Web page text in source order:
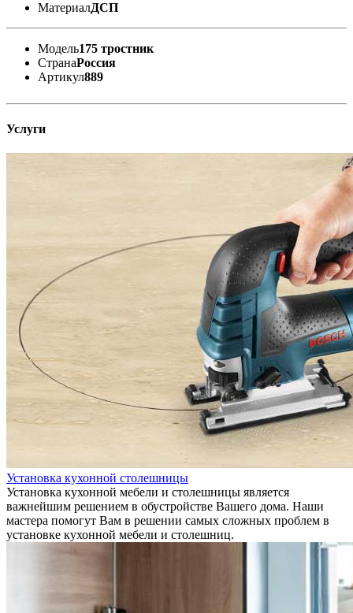
МатериалДСП
Модель175 тростник
СтранаРоссия
Артикул889
Услуги
Установка кухонной столешницы
Установка кухонной мебели и столешницы является
важнейшим решением в обустройстве Вашего дома. Наши
мастера помогут Вам в решении самых сложных проблем в
установке кухонной мебели и столешниц.